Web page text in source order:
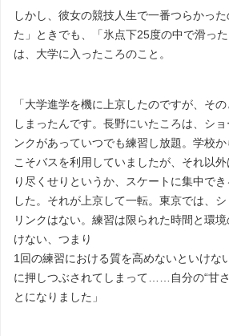
しかし、彼女の競技人生で一番つらかっ
た」ときでも、「氷点下25度の中で滑っ
は、大学に入ったころのこと。
「大学進学を機に上京したのですが、そ
しまったんです。長野にいたころは、シ
ンクがあっていつでも練習し放題。学校
こそバスを利用していましたが、それ以
り尽くせりというか、スケートに集中で
した。それが上京して一転。東京では、
リンクはない。練習は限られた時間と環
けない、つまり
1回の練習における質を高めないといけな
に押しつぶされてしまって……自分の“甘さ
とになりました」